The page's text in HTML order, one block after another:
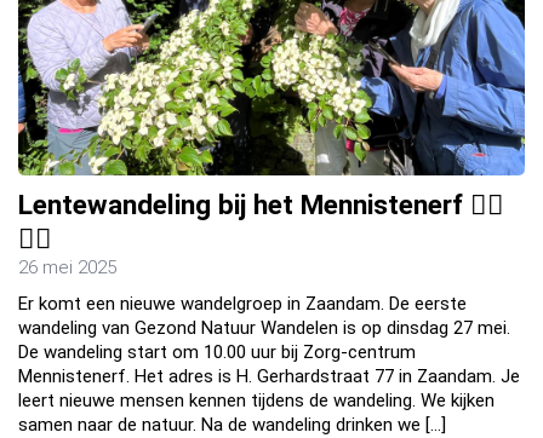
Lentewandeling bij het Mennistenerf 🚶‍♀️
🚶‍♂️
26 mei 2025
Er komt een nieuwe wandelgroep in Zaandam. De eerste
wandeling van Gezond Natuur Wandelen is op dinsdag 27 mei.
De wandeling start om 10.00 uur bij Zorg-centrum
Mennistenerf. Het adres is H. Gerhardstraat 77 in Zaandam. Je
leert nieuwe mensen kennen tijdens de wandeling. We kijken
samen naar de natuur. Na de wandeling drinken we […]